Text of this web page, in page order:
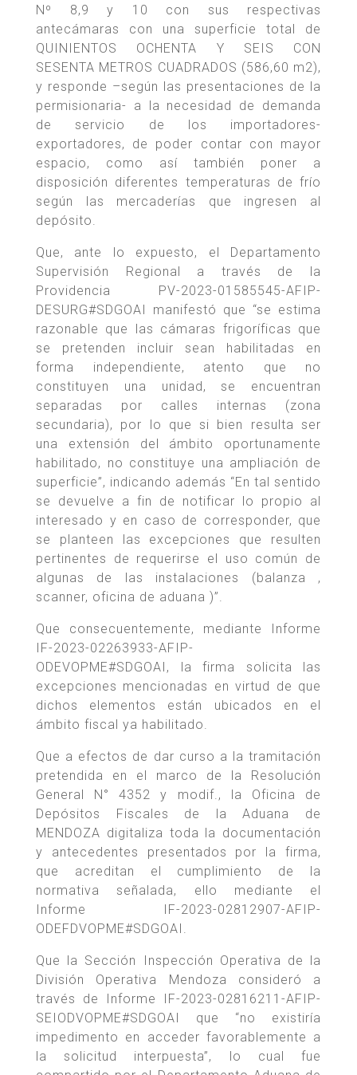
Nº 8,9 y 10 con sus respectivas
antecámaras con una superficie total de
QUINIENTOS OCHENTA Y SEIS CON
SESENTA METROS CUADRADOS (586,60 m2),
y responde –según las presentaciones de la
permisionaria- a la necesidad de demanda
de servicio de los importadores-
exportadores, de poder contar con mayor
espacio, como así también poner a
disposición diferentes temperaturas de frío
según las mercaderías que ingresen al
depósito.
Que, ante lo expuesto, el Departamento
Supervisión Regional a través de la
Providencia PV-2023-01585545-AFIP-
DESURG#SDGOAI manifestó que “se estima
razonable que las cámaras frigoríficas que
se pretenden incluir sean habilitadas en
forma independiente, atento que no
constituyen una unidad, se encuentran
separadas por calles internas (zona
secundaria), por lo que si bien resulta ser
una extensión del ámbito oportunamente
habilitado, no constituye una ampliación de
superficie”, indicando además “En tal sentido
se devuelve a fin de notificar lo propio al
interesado y en caso de corresponder, que
se planteen las excepciones que resulten
pertinentes de requerirse el uso común de
algunas de las instalaciones (balanza ,
scanner, oficina de aduana )”.
Que consecuentemente, mediante Informe
IF-2023-02263933-AFIP-
ODEVOPME#SDGOAI, la firma solicita las
excepciones mencionadas en virtud de que
dichos elementos están ubicados en el
ámbito fiscal ya habilitado.
Que a efectos de dar curso a la tramitación
pretendida en el marco de la Resolución
General N° 4352 y modif., la Oficina de
Depósitos Fiscales de la Aduana de
MENDOZA digitaliza toda la documentación
y antecedentes presentados por la firma,
que acreditan el cumplimiento de la
normativa señalada, ello mediante el
Informe IF-2023-02812907-AFIP-
ODEFDVOPME#SDGOAI.
Que la Sección Inspección Operativa de la
División Operativa Mendoza consideró a
través de Informe IF-2023-02816211-AFIP-
SEIODVOPME#SDGOAI que “no existiría
impedimento en acceder favorablemente a
la solicitud interpuesta”, lo cual fue